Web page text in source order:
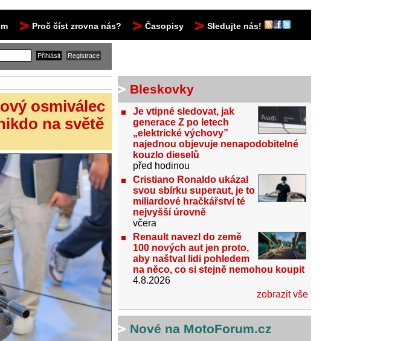
Proč číst zrovna nás? Časopisy Sledujte nás!
osmiválec
na světě
Bleskovky
Je vtipné sledovat, jak
generace Z po letech
„elektrické výchovy”
najednou objevuje nenapodobitelné
kouzlo dieselů
před hodinou
Cristiano Ronaldo ukázal
svou sbírku superaut, je to
miliardové hračkářství té
nejvyšší úrovně
včera
Renault navezl do země
100 nových aut jen proto,
aby naštval lidi pohledem
na něco, co si stejně nemohou koupit
4.8.2026
zobrazit vše
Nové na MotoForum.cz